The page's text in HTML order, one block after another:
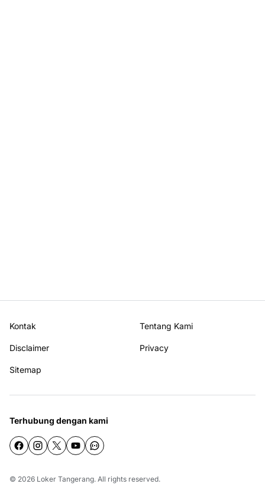
Kontak Tentang Kami
Disclaimer Privacy
Sitemap
Terhubung dengan kami
© 2026 Loker Tangerang. All rights reserved.